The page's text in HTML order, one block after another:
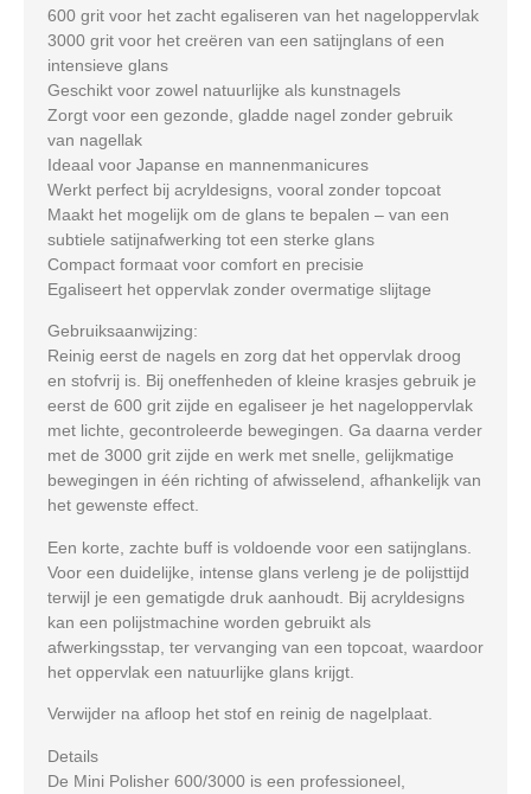
600 grit voor het zacht egaliseren van het nageloppervlak
3000 grit voor het creëren van een satijnglans of een
intensieve glans
Geschikt voor zowel natuurlijke als kunstnagels
Zorgt voor een gezonde, gladde nagel zonder gebruik
van nagellak
Ideaal voor Japanse en mannenmanicures
Werkt perfect bij acryldesigns, vooral zonder topcoat
Maakt het mogelijk om de glans te bepalen – van een
subtiele satijnafwerking tot een sterke glans
Compact formaat voor comfort en precisie
Egaliseert het oppervlak zonder overmatige slijtage
Gebruiksaanwijzing:
Reinig eerst de nagels en zorg dat het oppervlak droog
en stofvrij is. Bij oneffenheden of kleine krasjes gebruik je
eerst de 600 grit zijde en egaliseer je het nageloppervlak
met lichte, gecontroleerde bewegingen. Ga daarna verder
met de 3000 grit zijde en werk met snelle, gelijkmatige
bewegingen in één richting of afwisselend, afhankelijk van
het gewenste effect.
Een korte, zachte buff is voldoende voor een satijnglans.
Voor een duidelijke, intense glans verleng je de polijsttijd
terwijl je een gematigde druk aanhoudt. Bij acryldesigns
kan een polijstmachine worden gebruikt als
afwerkingsstap, ter vervanging van een topcoat, waardoor
het oppervlak een natuurlijke glans krijgt.
Verwijder na afloop het stof en reinig de nagelplaat.
Details
De Mini Polisher 600/3000 is een professioneel,